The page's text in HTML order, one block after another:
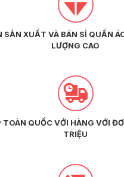
SẢN XUẤT VÀ BÁN SỈ QUẦN
LƯỢNG CAO
TOÀN QUỐC VỚI HÀNG VỚI
TRIỆU